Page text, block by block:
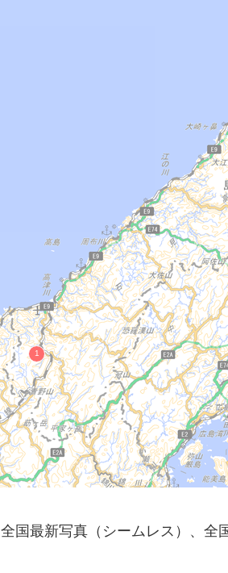
全国最新写真（シームレス）、全